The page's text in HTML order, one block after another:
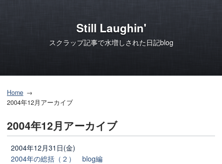
Still Laughin'
スクラップ記事で水増しされた日記blog
Home
2004年12月アーカイブ
2004年12月アーカイブ
2004年12月31日(金)
2004年の総括（２） blog編